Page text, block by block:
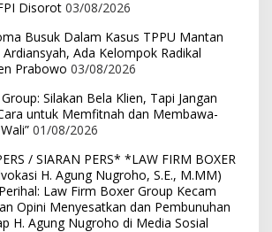
Disorot 03/08/2026
Busuk Dalam Kasus TPPU Mantan
Ardiansyah, Ada Kelompok Radikal
Prabowo 03/08/2026
Silakan Bela Klien, Tapi Jangan
untuk Memfitnah dan Membawa-
01/08/2026
/ SIARAN PERS* *LAW FIRM BOXER
H. Agung Nugroho, S.E., M.MM)
Law Firm Boxer Group Kecam
Opini Menyesatkan dan Pembunuhan
H. Agung Nugroho di Media Sosial